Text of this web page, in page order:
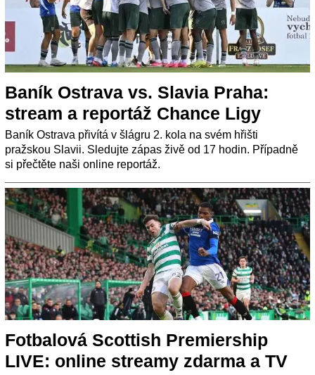
Baník Ostrava vs. Slavia Praha:
stream a reportáž Chance Ligy
Baník Ostrava přivítá v šlágru 2. kola na svém hřišti
pražskou Slavii. Sledujte zápas živě od 17 hodin. Případně
si přečtěte naši online reportáž.
Fotbalová Scottish Premiership
LIVE: online streamy zdarma a TV